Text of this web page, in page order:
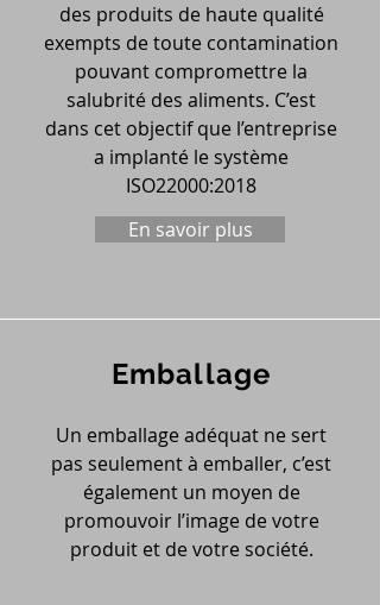
des produits de haute qualité
exempts de toute contamination
pouvant compromettre la
salubrité des aliments. C’est
dans cet objectif que l’entreprise
a implanté le système
ISO22000:2018
En savoir plus
Emballage
Un emballage adéquat ne sert
pas seulement à emballer, c’est
également un moyen de
promouvoir l’image de votre
produit et de votre société.